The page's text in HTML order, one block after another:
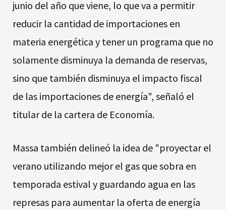
junio del año que viene, lo que va a permitir
reducir la cantidad de importaciones en
materia energética y tener un programa que no
solamente disminuya la demanda de reservas,
sino que también disminuya el impacto fiscal
de las importaciones de energía", señaló el
titular de la cartera de Economía.
Massa también delineó la idea de "proyectar el
verano utilizando mejor el gas que sobra en
temporada estival y guardando agua en las
represas para aumentar la oferta de energía